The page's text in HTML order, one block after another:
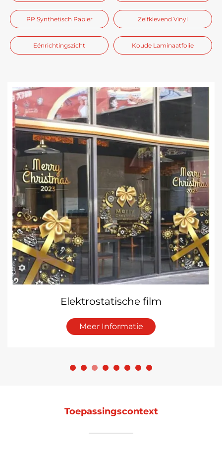
PP Synthetisch Papier Zelfklevend Vinyl
Eénrichtingszicht Koude Laminaatfolie
Elektrostatische film
Meer Informatie
Toepassingscontext